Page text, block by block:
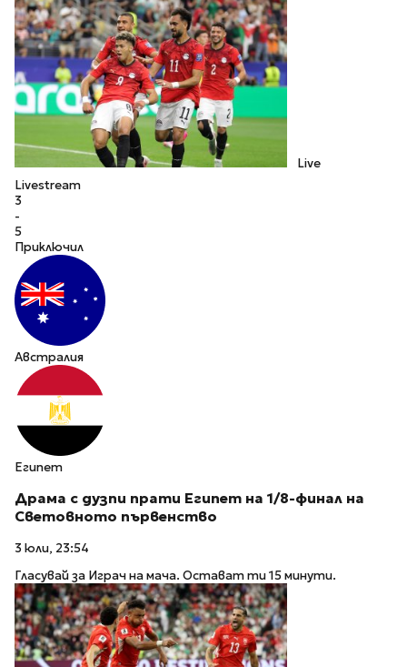
Live
Livestream
3
-
5
Приключил
Австралия
Египет
Драма с дузпи прати Египет на 1/8-финал на
Световното първенство
3 юли, 23:54
Гласувай за Играч на мача. Остават ти 15 минути.